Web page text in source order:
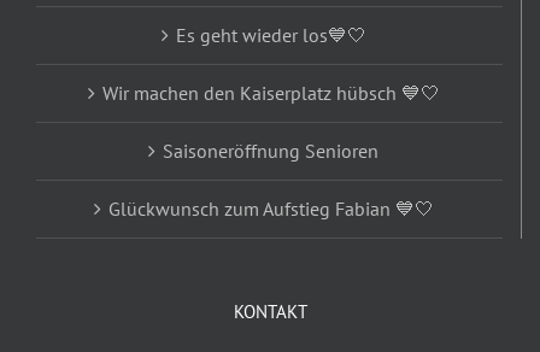
Es geht wieder los💙🤍
Wir machen den Kaiserplatz hübsch 💙🤍
Saisoneröffnung Senioren
Glückwunsch zum Aufstieg Fabian 💙🤍
KONTAKT